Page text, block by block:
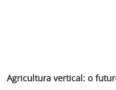
Agricultura vertical: o